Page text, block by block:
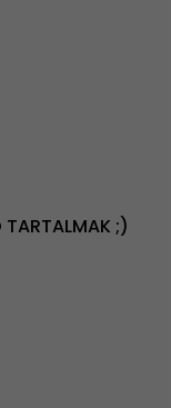
TARTALMAK ;)